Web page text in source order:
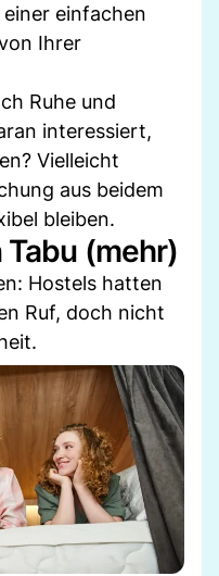
einfachen
Ihrer
Ruhe und
interessiert,
Vielleicht
aus beidem
bleiben.
(mehr)
Hostels hatten
Ruf, doch nicht